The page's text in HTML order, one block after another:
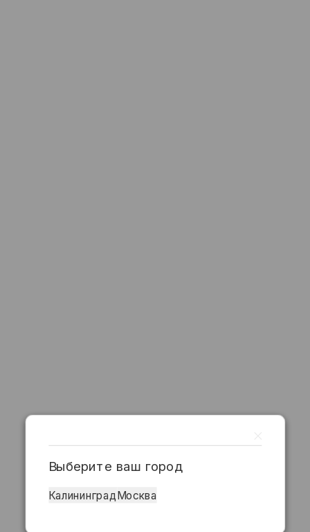
Выберите ваш город
КалининградМосква